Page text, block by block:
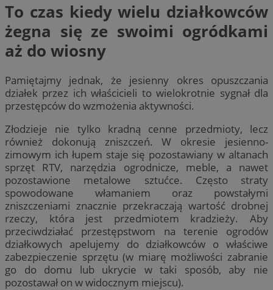
To czas kiedy wielu działkowców
żegna się ze swoimi ogródkami
aż do wiosny
Pamiętajmy jednak, że jesienny okres opuszczania
działek przez ich właścicieli to wielokrotnie sygnał dla
przestępców do wzmożenia aktywności.
Złodzieje nie tylko kradną cenne przedmioty, lecz
również dokonują zniszczeń. W okresie jesienno-
zimowym ich łupem staje się pozostawiany w altanach
sprzęt RTV, narzędzia ogrodnicze, meble, a nawet
pozostawione metalowe sztućce. Często straty
spowodowane włamaniem oraz powstałymi
zniszczeniami znacznie przekraczają wartość drobnej
rzeczy, która jest przedmiotem kradzieży. Aby
przeciwdziałać przestępstwom na terenie ogrodów
działkowych apelujemy do działkowców o właściwe
zabezpieczenie sprzętu (w miarę możliwości zabranie
go do domu lub ukrycie w taki sposób, aby nie
pozostawał on w widocznym miejscu).